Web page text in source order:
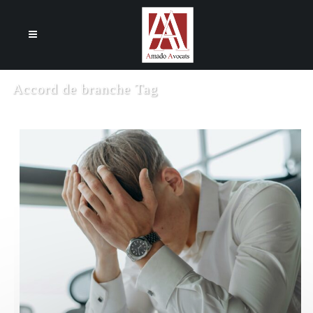
Accord de branche Tag